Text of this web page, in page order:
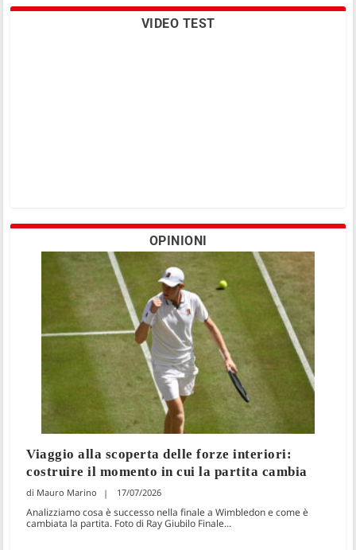
VIDEO TEST
OPINIONI
Viaggio alla scoperta delle forze interiori:
costruire il momento in cui la partita cambia
Mauro Marino 17/07/2026
Analizziamo cosa è successo nella finale a Wimbledon e come è
cambiata la partita. Foto di Ray Giubilo Finale...